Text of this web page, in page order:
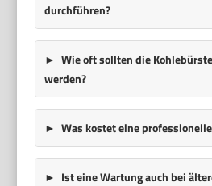
durchführen?
Wie oft sollten die
werden?
Was kostet eine
Ist eine Wartung auch bei